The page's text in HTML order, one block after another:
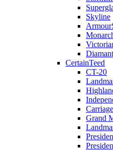
Skyline
CertainTeed
CT-20
Grand